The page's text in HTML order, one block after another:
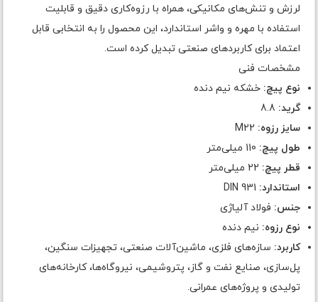
لرزش و تنش‌های مکانیکی، همراه با رزوه‌کاری دقیق و قابلیت
استفاده با مهره و واشر استاندارد، این محصول را به انتخابی قابل
اعتماد برای کاربردهای صنعتی تبدیل کرده است.
مشخصات فنی
نوع پیچ: خشکه نیم دنده
گرید:
سایز رزوه:
طول پیچ:
قطر پیچ:
استاندارد:
جنس: فولاد آلیاژی
نوع رزوه: نیم دنده
کاربرد: سازه‌های فلزی، ماشین‌آلات صنعتی، تجهیزات سنگین،
پل‌سازی، صنایع نفت و گاز، پتروشیمی، نیروگاه‌ها، کارخانه‌های
تولیدی و پروژه‌های عمرانی.